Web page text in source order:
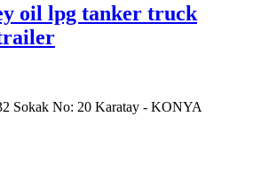
oil lpg tanker truck
Sokak No: 20 Karatay - KONYA